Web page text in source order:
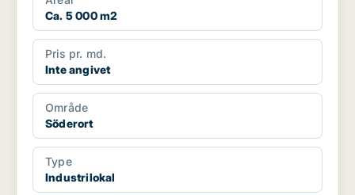
Ca. 5 000 m2
Pris pr. md.
Inte angivet
Område
Söderort
Type
Industrilokal